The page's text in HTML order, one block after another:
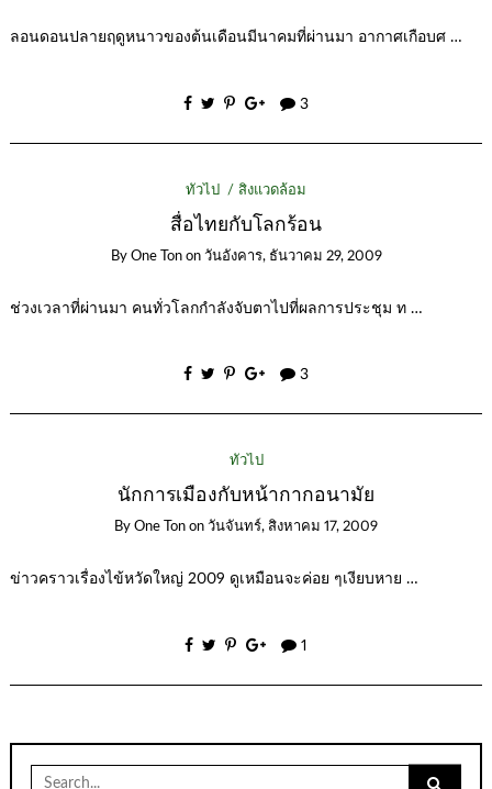
ลอนดอนปลายฤดูหนาวของต้นเดือนมีนาคมที่ผ่านมา อากาศเกือบศ …
3
ทั่วไป สิ่งแวดล้อม
สื่อไทยกับโลกร้อน
By One Ton on วันอังคาร, ธันวาคม 29, 2009
ช่วงเวลาที่ผ่านมา คนทั่วโลกกำลังจับตาไปที่ผลการประชุม ท …
3
ทั่วไป
นักการเมืองกับหน้ากากอนามัย
By One Ton on วันจันทร์, สิงหาคม 17, 2009
ข่าวคราวเรื่องไข้หวัดใหญ่ 2009 ดูเหมือนจะค่อย ๆเงียบหาย …
1